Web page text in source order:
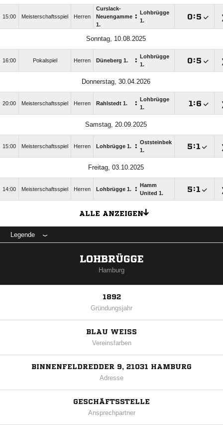
15:00 Meisterschaftsspiel Herren
Curslack-
Neuengamme
1.
:
Lohbrügge
1.
:
Sonntag, 10.08.2025
16:00 Pokalspiel Herren Düneberg 1. :
Lohbrügge
1.
:
Donnerstag, 30.04.2026
20:00 Meisterschaftsspiel Herren Rahlstedt 1. :
Lohbrügge
1.
:
Samstag, 20.09.2025
15:00 Meisterschaftsspiel Herren Lohbrügge 1. : Oststeinbek
1.
:
Freitag, 03.10.2025
14:00 Meisterschaftsspiel Herren Lohbrügge 1. :
Hamm
United 1.
:
ALLE ANZEIGEN
Legende
LOHBRÜGGE
Hamburg
1892
Gründungsjahr
BLAU WEISS
Vereinsfarben
BINNENFELDREDDER 9, 21031 HAMBURG
Adresse
GESCHÄFTSSTELLE
Ansprechpartner